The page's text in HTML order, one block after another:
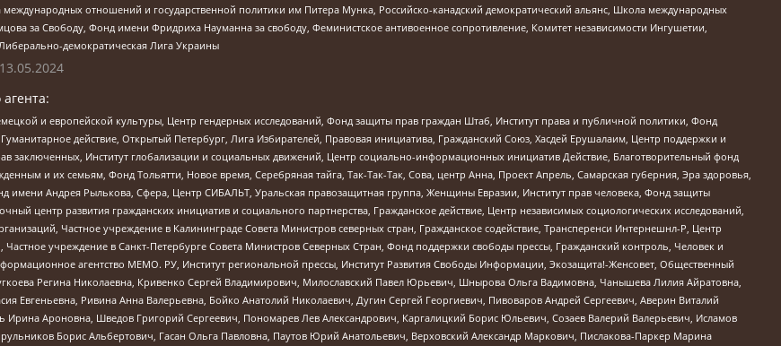
отношений и государственной политики им Питера Мунка, Российско-канадский демократический альянс, Школа международных
за Свободу, Фонд имени Фридриха Науманна за свободу, Феминистское антивоенное сопротивление, Комитет независимости Ингушетии,
демократическая Лига Украины
13.05.2024
и европейской культуры, Центр гендерных исследований, Фонд защиты прав граждан Штаб, Институт права и публичной политики, Фонд
действие, Открытый Петербург, Лига Избирателей, Правовая инициатива, Гражданский Союз, Хасдей Ерушалаим, Центр поддержки и
заключенных, Институт глобализации и социальных движений, Центр социально-информационных инициатив Действие, Благотворительный фонд
и их семьям, Фонд Тольятти, Новое время, Серебряная тайга, Так-Так-Так, Сова, центр Анна, Проект Апрель, Самарская губерния, Эра здоровья,
имени Андрея Рылькова, Сфера, Центр СИБАЛЬТ, Уральская правозащитная группа, Женщины Евразии, Институт прав человека, Фонд защиты
центр развития гражданских инициатив и социального партнерства, Гражданское действие, Центр независимых социологических исследований,
Частное учреждение в Калининграде Совета Министров северных стран, Гражданское содействие, Трансперенси Интернешнл-Р, Центр
учреждение в Санкт-Петербурге Совета Министров Северных Стран, Фонд поддержки свободы прессы, Гражданский контроль, Человек и
агентство МЕМО. РУ, Институт региональной прессы, Институт Развития Свободы Информации, Экозащита!-Женсовет, Общественный
Регина Николаевна, Кривенко Сергей Владимирович, Милославский Павел Юрьевич, Шнырова Ольга Вадимовна, Чанышева Лилия Айратовна,
Евгеньевна, Ривина Анна Валерьевна, Бойко Анатолий Николаевич, Дугин Сергей Георгиевич, Пивоваров Андрей Сергеевич, Аверин Виталий
Ароновна, Шведов Григорий Сергеевич, Пономарев Лев Александрович, Каргалицкий Борис Юльевич, Созаев Валерий Валерьевич, Исламов
Борис Альбертович, Гасан Ольга Павловна, Паутов Юрий Анатольевич, Верховский Александр Маркович, Пислакова-Паркер Марина